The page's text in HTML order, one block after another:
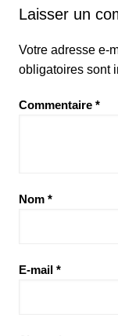
Laisser un
Votre adresse e-
obligatoires sont
Commentaire *
Nom *
E-mail *